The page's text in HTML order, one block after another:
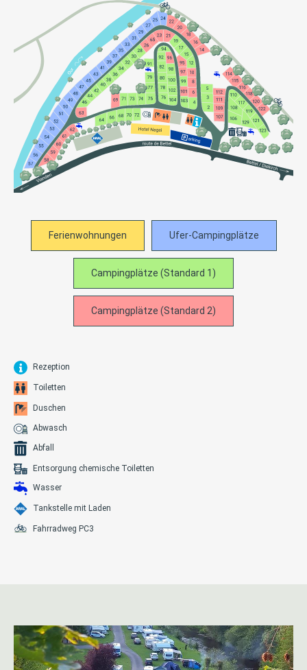
Ferienwohnungen Ufer-Campingplätze
Campingplätze (Standard 1)
Campingplätze (Standard 2)
Rezeption
Toiletten
Duschen
Abwasch
Abfall
Entsorgung chemische Toiletten
Wasser
Tankstelle mit Laden
Fahrradweg PC3